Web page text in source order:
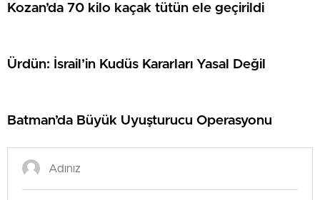
Kozan’da 70 kilo kaçak tütün ele geçirildi
Ürdün: İsrail’in Kudüs Kararları Yasal Değil
Batman’da Büyük Uyuşturucu Operasyonu